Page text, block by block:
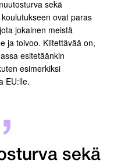
sekä
ovat paras
jokainen meistä
ja toivoo. Kiitettävää on,
esitetäänkin
esimerkiksi
EU:lle.
sekä